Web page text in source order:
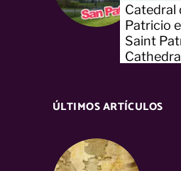
Catedral
Patricio
Saint
ÚLTIMOS ARTÍCULOS